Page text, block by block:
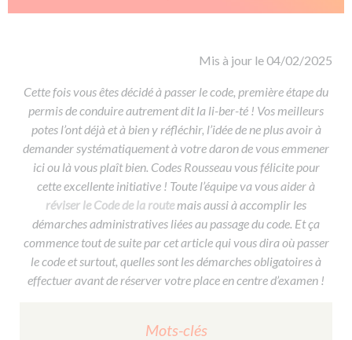
Formations pro.
Formation CACES
Devenir enseignant de la conduite
Mis à jour le 04/02/2025
Cette fois vous êtes décidé à passer le code, première étape du
permis de conduire autrement dit la li-ber-té ! Vos meilleurs
potes l’ont déjà et à bien y réfléchir, l’idée de ne plus avoir à
demander systématiquement à votre daron de vous emmener
ici ou là vous plaît bien. Codes Rousseau vous félicite pour
cette excellente initiative ! Toute l’équipe va vous aider à
réviser le Code de la routemais aussi à accomplir les
démarches administratives liées au passage du code. Et ça
commence tout de suite par cet article qui vous dira où passer
le code et surtout, quelles sont les démarches obligatoires à
effectuer avant de réserver votre place en centre d’examen !
Mots-clés